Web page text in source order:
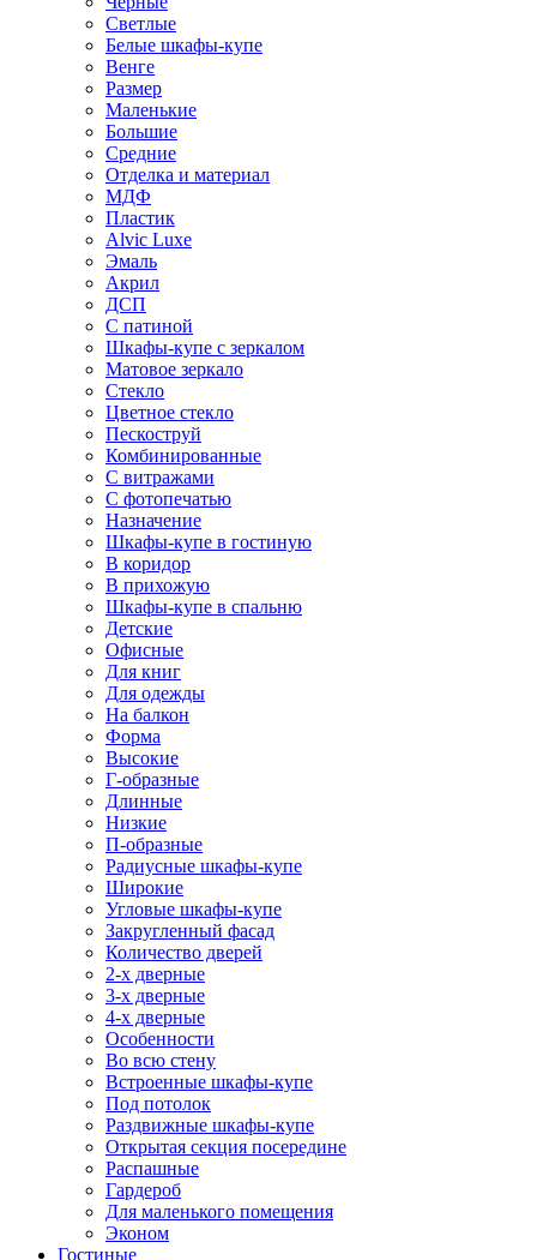
Светлые
Белые шкафы-купе
Венге
Размер
Маленькие
Большие
Средние
Отделка и материал
МДФ
Пластик
Alvic Luxe
Эмаль
Акрил
ДСП
С патиной
Шкафы-купе с зеркалом
Матовое зеркало
Стекло
Цветное стекло
Пескоструй
Комбинированные
С витражами
С фотопечатью
Назначение
Шкафы-купе в гостиную
В коридор
В прихожую
Шкафы-купе в спальню
Детские
Офисные
Для книг
Для одежды
На балкон
Форма
Высокие
Г-образные
Длинные
Низкие
П-образные
Радиусные шкафы-купе
Широкие
Угловые шкафы-купе
Закругленный фасад
Количество дверей
2-х дверные
3-х дверные
4-х дверные
Особенности
Во всю стену
Встроенные шкафы-купе
Под потолок
Раздвижные шкафы-купе
Открытая секция посередине
Распашные
Гардероб
Для маленького помещения
Эконом
Гостиные